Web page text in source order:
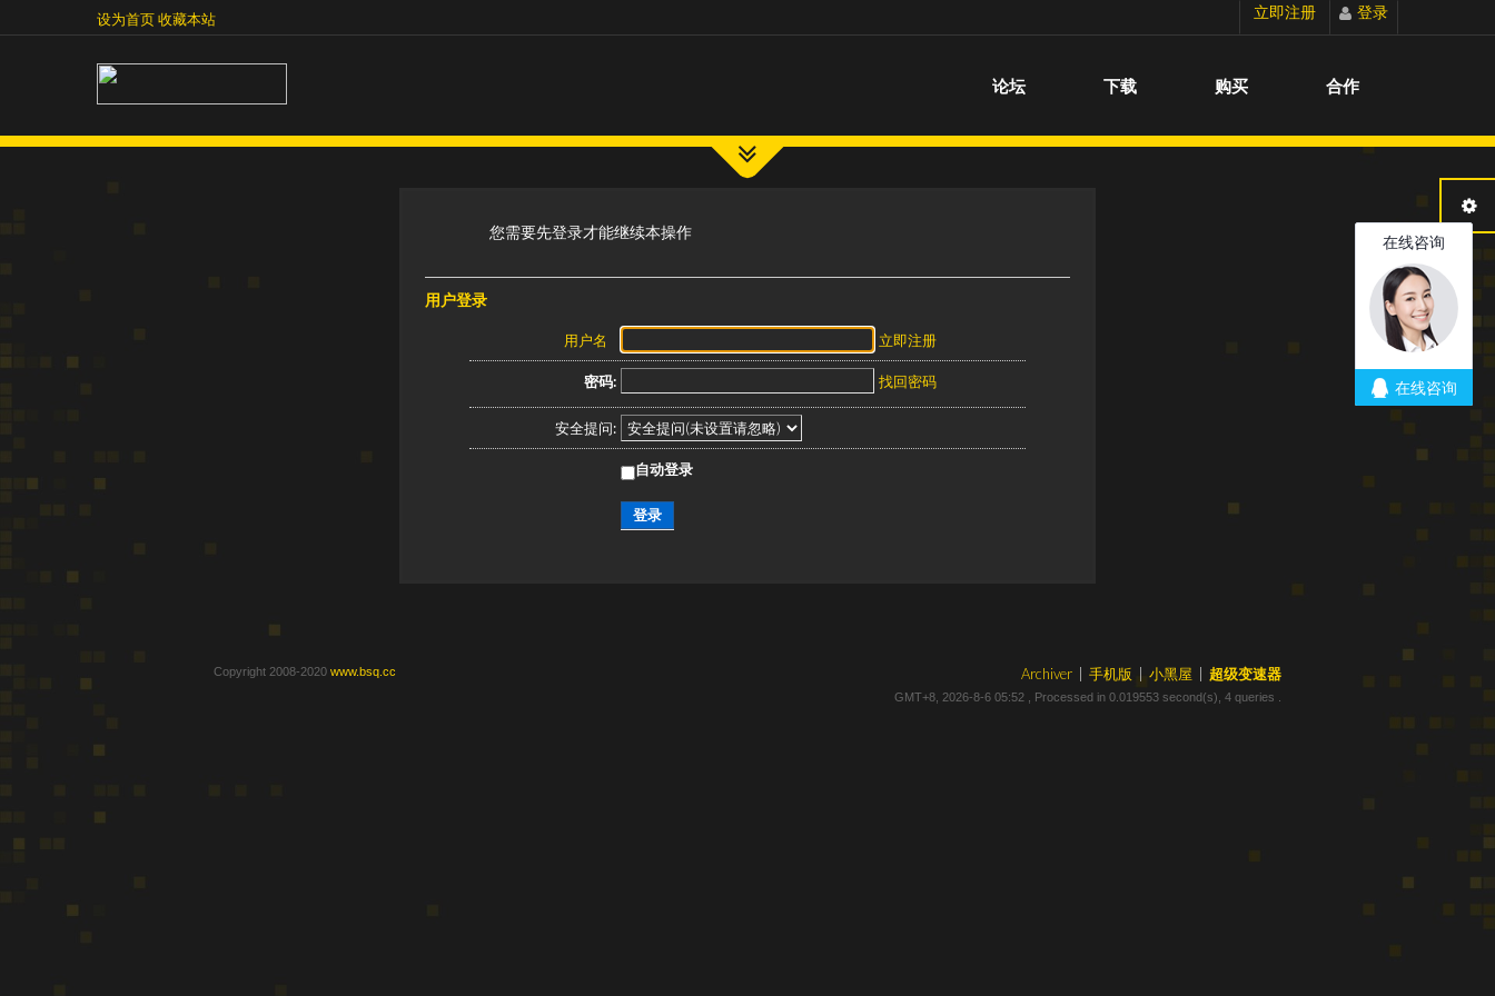
切换到宽版
设为首页收藏本站 立即注册 登录
论坛 下载 购买 合作
您需要先登录才能继续本操作
用户登录
用户名 立即注册
密码: 找回密码
安全提问:
自动登录
登录
Archiver 手机版 小黑屋 超级变速器
GMT+8, 2026-8-6 05:52 , Processed in 0.019553 second(s), 4 queries .
Copyright 2008-2020 www.bsq.cc